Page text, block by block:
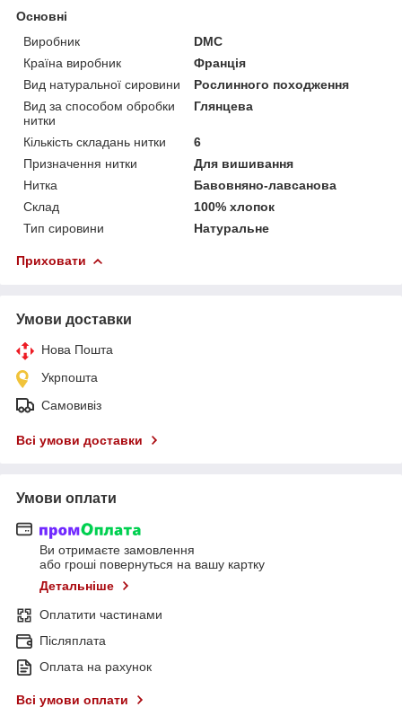
Основні
Виробник
DMC
Країна виробник
Франція
Вид натуральної сировини
Рослинного походження
Вид за способом обробки
нитки
Глянцева
Кількість складань нитки
6
Призначення нитки
Для вишивання
Нитка
Бавовняно-лавсанова
Склад
100% хлопок
Тип сировини
Натуральне
Приховати
Умови доставки
Нова Пошта
Укрпошта
Самовивіз
Всі умови доставки
Умови оплати
Ви отримаєте замовлення
або гроші повернуться на вашу картку
Детальніше
Оплатити частинами
Післяплата
Оплата на рахунок
Всі умови оплати